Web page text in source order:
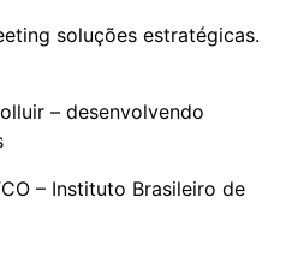
soluções estratégicas.
– desenvolvendo
– Instituto Brasileiro de